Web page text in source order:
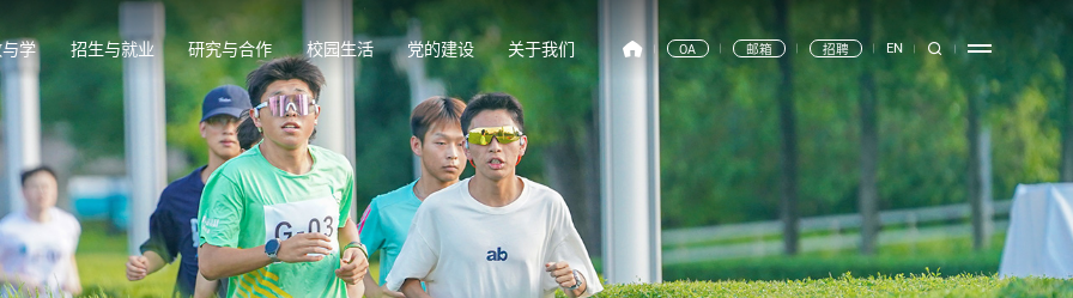
OA 邮箱 招聘 EN
学 招生与就业 研究与合作 校园生活 党的建设 关于我们